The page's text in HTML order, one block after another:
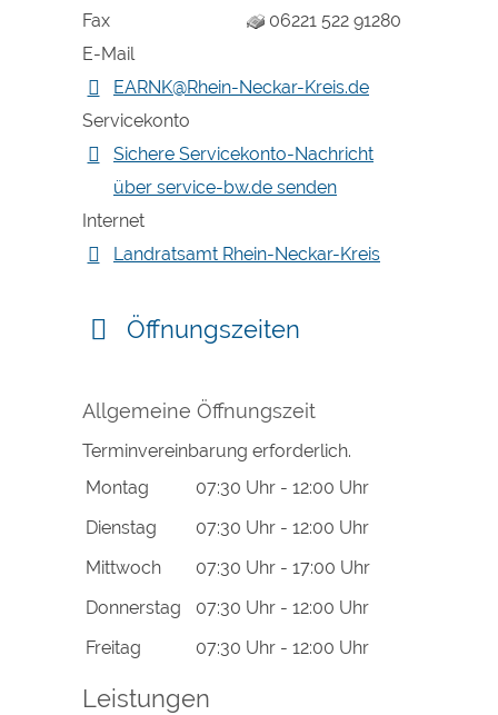
Fax
06221 522 91280
E-Mail
EARNK@Rhein-Neckar-Kreis.de
Servicekonto
Sichere Servicekonto-Nachricht
über service-bw.de senden
Internet
Landratsamt Rhein-Neckar-Kreis
Öffnungszeiten
Allgemeine Öffnungszeit
Terminvereinbarung erforderlich.
Montag
07:30 Uhr - 12:00 Uhr
Dienstag
07:30 Uhr - 12:00 Uhr
Mittwoch
07:30 Uhr - 17:00 Uhr
Donnerstag
07:30 Uhr - 12:00 Uhr
Freitag
07:30 Uhr - 12:00 Uhr
Leistungen